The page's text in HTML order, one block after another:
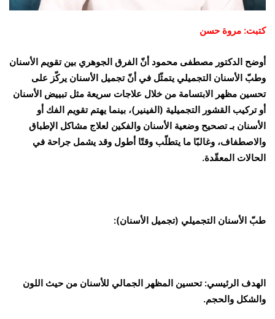
كتبت: مروة حسن
أوضح الدكتور مصطفى محمود أنّ الفرق الجوهري بين تقويم الأسنان
وطبّ الأسنان التجميلي يتمثّل في أنّ تجميل الأسنان يركّز على
تحسين مظهر الابتسامة من خلال علاجات سريعة مثل تبييض الأسنان
أو تركيب القشور التجميلية (الفينير)، بينما يهتم تقويم الفك أو
الأسنان بـ تصحيح وضعية الأسنان والفكين لعلاج مشاكل الإطباق
والاصطفاف، وغالبًا ما يتطلّب وقتًا أطول وقد يشمل جراحة في
الحالات المعقّدة.
طبّ الأسنان التجميلي (تجميل الأسنان):
الهدف الرئيسي: تحسين المظهر الجمالي للأسنان من حيث اللون
والشكل والحجم.